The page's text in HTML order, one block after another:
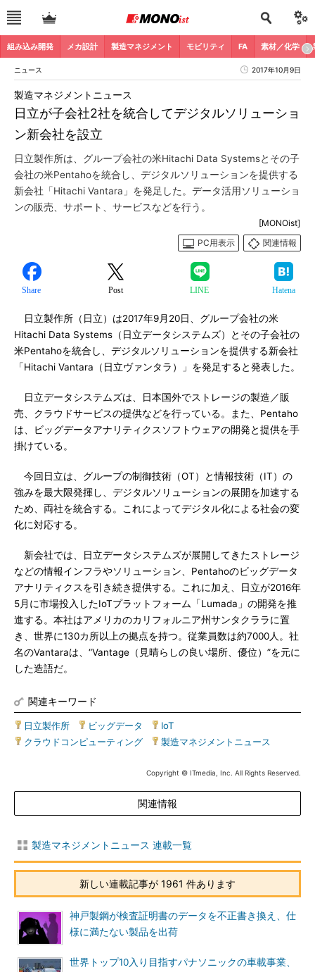
組み込み開発 メカ設計 製造マネジメント モビリティ FA 素材／化学
ニュース 2017年10月9日
日立が子会社2社を統合してデジタルソリューショ
ン新会社を設立
製造マネジメントニュース
日立製作所は、グループ会社の米Hitachi Data Systemsとその子
会社の米Pentahoを統合し、デジタルソリューションを提供する
新会社「Hitachi Vantara」を発足した。データ活用ソリューショ
ンの販売、サポート、サービスなどを行う。
[MONOist]
PC用表示
関連情報
Share Post LINE Hatena
日立製作所（日立）は2017年9月20日、グループ会社の米
Hitachi Data Systems（日立データシステムズ）とその子会社の
米Pentahoを統合し、デジタルソリューションを提供する新会社
「Hitachi Vantara（日立ヴァンタラ）」を発足すると発表した。
日立データシステムズは、日本国外でストレージの製造／販
売、クラウドサービスの提供などを行っている。また、Pentaho
は、ビッグデータアナリティクスソフトウェアの開発と提供を手
掛けている。
今回日立は、グループの制御技術（OT）と情報技術（IT）の
強みを最大限発揮し、デジタルソリューションの展開を加速する
ため、両社を統合する。これによってデジタル化による社会の変
化に対応する。
新会社では、日立データシステムズが展開してきたストレージ
などの情報インフラやソリューション、Pentahoのビッグデータ
アナリティクスを引き続き提供する。これに加え、日立が2016年
5月に市場投入したIoTプラットフォーム「Lumada」の開発を推
進する。本社はアメリカのカリフォルニア州サンタクララに置
き、世界に130カ所以上の拠点を持つ。従業員数は約7000人。社
名のVantaraは、“Vantage（見晴らしの良い場所、優位）”を元に
した造語だ。
関連キーワード
日立製作所 ビッグデータ IoT
クラウドコンピューティング
製造マネジメントニュース
Copyright © ITmedia, Inc. All Rights Reserved.
関連情報
製造マネジメントニュース 連載一覧
新しい連載記事が 1961 件あります
神戸製鋼が検査証明書のデータを不正書き換え、仕
様に満たない製品を出荷
世界トップ10入り目指すパナソニックの車載事業、